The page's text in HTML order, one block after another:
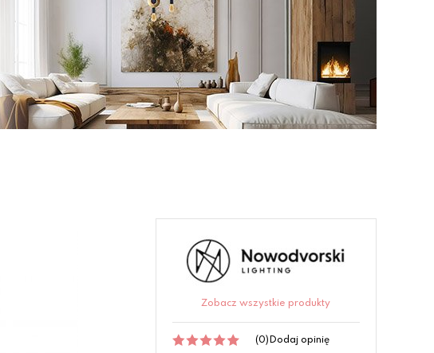
Zobacz wszystkie produkty
(0) Dodaj opinię